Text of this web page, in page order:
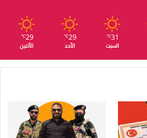
31
℃
السبت
29
℃
الأحد
29
℃
الأثنين